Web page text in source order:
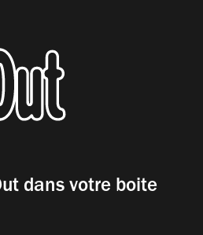
dans votre boite